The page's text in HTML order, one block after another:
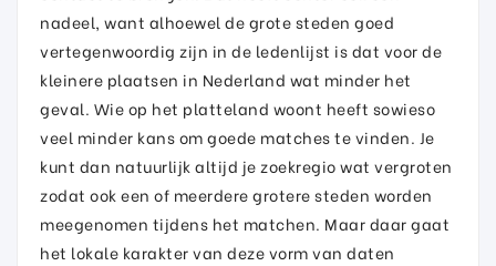
nadeel, want alhoewel de grote steden goed
vertegenwoordig zijn in de ledenlijst is dat voor de
kleinere plaatsen in Nederland wat minder het
geval. Wie op het platteland woont heeft sowieso
veel minder kans om goede matches te vinden. Je
kunt dan natuurlijk altijd je zoekregio wat vergroten
zodat ook een of meerdere grotere steden worden
meegenomen tijdens het matchen. Maar daar gaat
het lokale karakter van deze vorm van daten